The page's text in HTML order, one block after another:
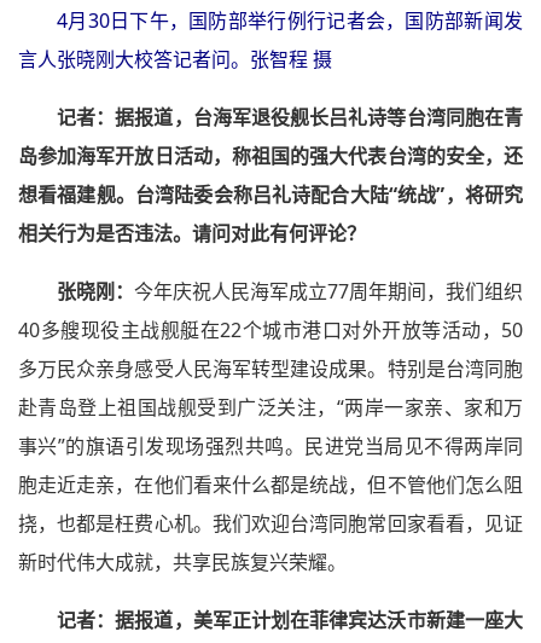
4月30日下午，国防部举行例行记者会，国防部新闻发
言人张晓刚大校答记者问。张智程 摄
记者：据报道，台海军退役舰长吕礼诗等台湾同胞在青
岛参加海军开放日活动，称祖国的强大代表台湾的安全，还
想看福建舰。台湾陆委会称吕礼诗配合大陆“统战”，将研究
相关行为是否违法。请问对此有何评论？
张晓刚： 今年庆祝人民海军成立77周年期间，我们组织
40多艘现役主战舰艇在22个城市港口对外开放等活动，50
多万民众亲身感受人民海军转型建设成果。特别是台湾同胞
赴青岛登上祖国战舰受到广泛关注，“两岸一家亲、家和万
事兴”的旗语引发现场强烈共鸣。民进党当局见不得两岸同
胞走近走亲，在他们看来什么都是统战，但不管他们怎么阻
挠，也都是枉费心机。我们欢迎台湾同胞常回家看看，见证
新时代伟大成就，共享民族复兴荣耀。
记者：据报道，美军正计划在菲律宾达沃市新建一座大